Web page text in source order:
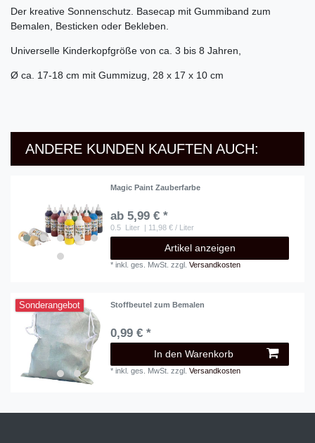
Der kreative Sonnenschutz. Basecap mit Gummiband zum
Bemalen, Besticken oder Bekleben.
Universelle Kinderkopfgröße von ca. 3 bis 8 Jahren,
Ø ca. 17-18 cm mit Gummizug, 28 x 17 x 10 cm
ANDERE KUNDEN KAUFTEN AUCH:
Magic Paint Zauberfarbe
ab 5,99 € *
0.5 Liter | 11,98 € / Liter
Artikel anzeigen
*inkl. ges. MwSt. zzgl.Versandkosten
Sonderangebot Stoffbeutel zum Bemalen
0,99 € *
In den Warenkorb
*inkl. ges. MwSt. zzgl.Versandkosten